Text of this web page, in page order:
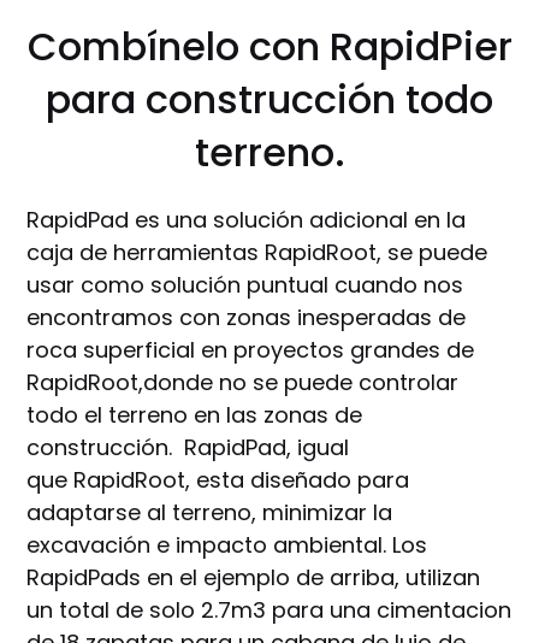
Combínelo con RapidPier
para construcción todo
terreno.
RapidPad es una solución adicional en la
caja de herramientas RapidRoot, se puede
usar como solución puntual cuando nos
encontramos con zonas inesperadas de
roca superficial en proyectos grandes de
RapidRoot,donde no se puede controlar
todo el terreno en las zonas de
construcción. RapidPad, igual
que RapidRoot, esta diseñado para
adaptarse al terreno, minimizar la
excavación e impacto ambiental. Los
RapidPads en el ejemplo de arriba, utilizan
un total de solo 2.7m3 para una cimentacion